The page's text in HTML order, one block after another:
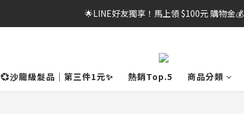
🌟LINE好友獨享！馬上領 $100元 購物金💰
🌟LINE好友獨享！馬上領 $100元 購物金💰
💞沙龍級髮品｜第三件1元✨ 熱銷Top.5 商品分類